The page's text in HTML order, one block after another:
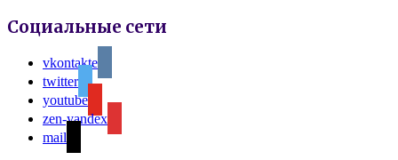
Социальные сети
vkontakte
twitter
youtube
zen-yandex
mail